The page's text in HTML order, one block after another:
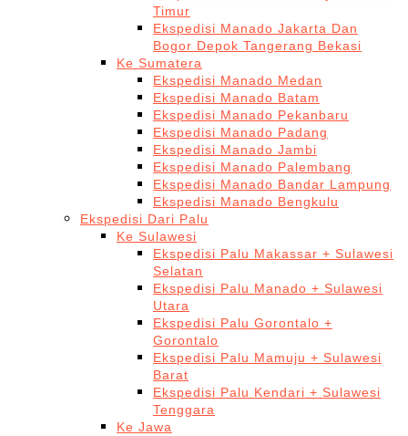
Timur
Ekspedisi Manado Jakarta Dan
Bogor Depok Tangerang Bekasi
Ke Sumatera
Ekspedisi Manado Medan
Ekspedisi Manado Batam
Ekspedisi Manado Pekanbaru
Ekspedisi Manado Padang
Ekspedisi Manado Jambi
Ekspedisi Manado Palembang
Ekspedisi Manado Bandar Lampung
Ekspedisi Manado Bengkulu
Ekspedisi Dari Palu
Ke Sulawesi
Ekspedisi Palu Makassar + Sulawesi
Selatan
Ekspedisi Palu Manado + Sulawesi
Utara
Ekspedisi Palu Gorontalo +
Gorontalo
Ekspedisi Palu Mamuju + Sulawesi
Barat
Ekspedisi Palu Kendari + Sulawesi
Tenggara
Ke Jawa